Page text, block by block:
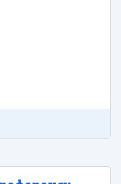
по портфолио.